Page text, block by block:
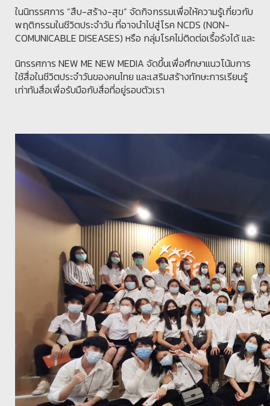
ในนิทรรศการ “สืบ-สร้าง-สุข” จัดกิจกรรมเพื่อให้ความรู้เกี่ยวกับ
พฤติกรรมในชีวิตประจำวัน ที่อาจนำไปสู่โรค NCDS (NON-
COMUNICABLE DISEASES) หรือ กลุ่มโรคไม่ติดต่อเรื้อรังได้ และ
นิทรรศการ NEW ME NEW MEDIA จัดขึ้นเพื่อศึกษาแนวโน้มการ
ใช้สื่อในชีวิตประจำวันของคนไทย และเสริมสร้างทักษะการเรียนรู้
เท่าทันสื่อเพื่อรับมือกับสื่อที่อยู่รอบตัวเรา